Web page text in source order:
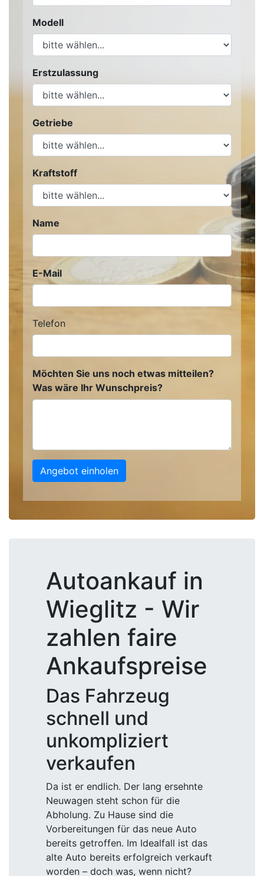
Modell
Erstzulassung
Getriebe
Kraftstoff
Name
E-Mail
Telefon
Möchten Sie uns noch etwas mitteilen?
Was wäre Ihr Wunschpreis?
Angebot einholen
Autoankauf in
Wieglitz - Wir
zahlen faire
Ankaufspreise
Das Fahrzeug
schnell und
unkompliziert
verkaufen
Da ist er endlich. Der lang ersehnte
Neuwagen steht schon für die
Abholung. Zu Hause sind die
Vorbereitungen für das neue Auto
bereits getroffen. Im Idealfall ist das
alte Auto bereits erfolgreich verkauft
worden – doch was, wenn nicht?